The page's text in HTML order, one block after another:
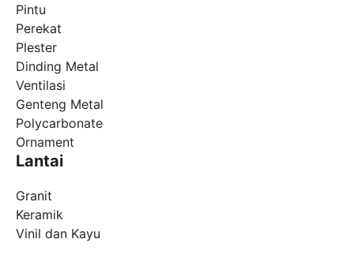
Pintu
Perekat
Plester
Dinding Metal
Ventilasi
Genteng Metal
Polycarbonate
Ornament
Lantai
Granit
Keramik
Vinil dan Kayu